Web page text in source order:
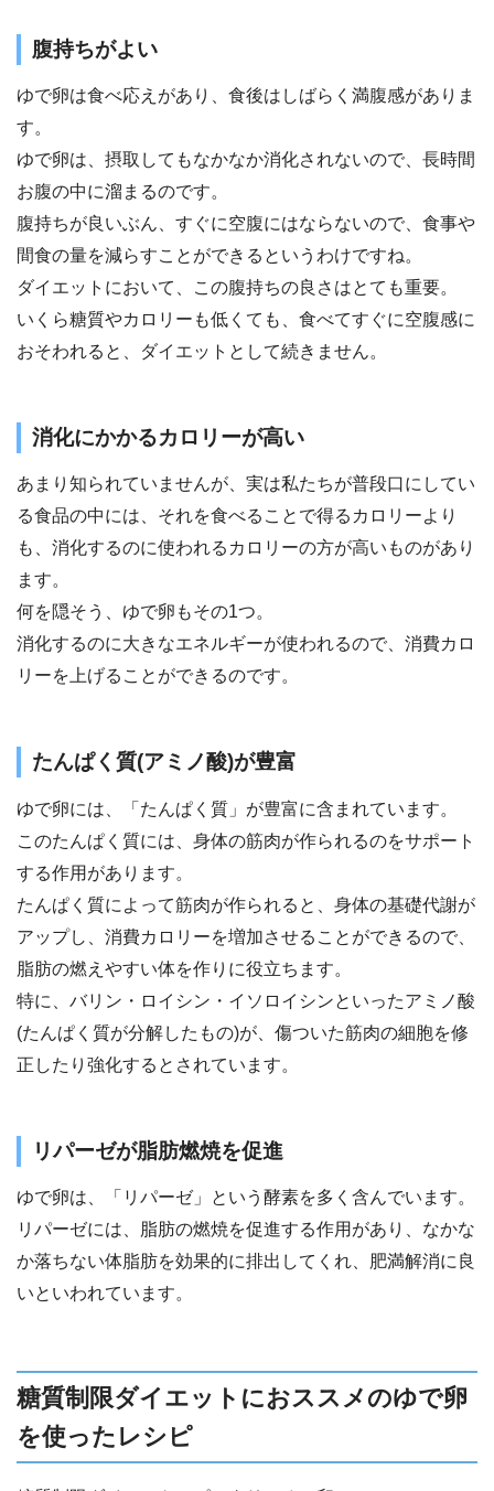
腹持ちがよい
ゆで卵は食べ応えがあり、食後はしばらく満腹感がありま
す。
ゆで卵は、摂取してもなかなか消化されないので、長時間
お腹の中に溜まるのです。
腹持ちが良いぶん、すぐに空腹にはならないので、食事や
間食の量を減らすことができるというわけですね。
ダイエットにおいて、この腹持ちの良さはとても重要。
いくら糖質やカロリーも低くても、食べてすぐに空腹感に
おそわれると、ダイエットとして続きません。
消化にかかるカロリーが高い
あまり知られていませんが、実は私たちが普段口にしてい
る食品の中には、それを食べることで得るカロリーより
も、消化するのに使われるカロリーの方が高いものがあり
ます。
何を隠そう、ゆで卵もその1つ。
消化するのに大きなエネルギーが使われるので、消費カロ
リーを上げることができるのです。
たんぱく質(アミノ酸)が豊富
ゆで卵には、「たんぱく質」が豊富に含まれています。
このたんぱく質には、身体の筋肉が作られるのをサポート
する作用があります。
たんぱく質によって筋肉が作られると、身体の基礎代謝が
アップし、消費カロリーを増加させることができるので、
脂肪の燃えやすい体を作りに役立ちます。
特に、バリン・ロイシン・イソロイシンといったアミノ酸
(たんぱく質が分解したもの)が、傷ついた筋肉の細胞を修
正したり強化するとされています。
リパーゼが脂肪燃焼を促進
ゆで卵は、「リパーゼ」という酵素を多く含んでいます。
リパーゼには、脂肪の燃焼を促進する作用があり、なかな
か落ちない体脂肪を効果的に排出してくれ、肥満解消に良
いといわれています。
糖質制限ダイエットにおススメのゆで卵
を使ったレシピ